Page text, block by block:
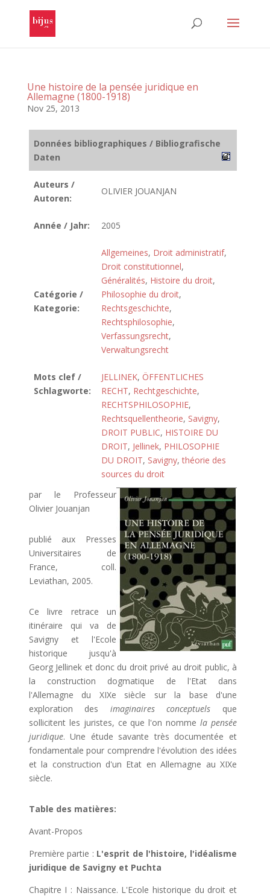
Une histoire de la pensée juridique en
Allemagne (1800-1918)
Nov 25, 2013
Données bibliographiques / Bibliografische
Daten
Auteurs /
Autoren:
OLIVIER JOUANJAN
Année / Jahr: 2005
Catégorie /
Kategorie:
Allgemeines, Droit administratif,
Droit constitutionnel,
Généralités, Histoire du droit,
Philosophie du droit,
Rechtsgeschichte,
Rechtsphilosophie,
Verfassungsrecht,
Verwaltungsrecht
Mots clef /
Schlagworte:
JELLINEK, ÖFFENTLICHES
RECHT, Rechtgeschichte,
RECHTSPHILOSOPHIE,
Rechtsquellentheorie, Savigny,
DROIT PUBLIC, HISTOIRE DU
DROIT, Jellinek, PHILOSOPHIE
DU DROIT, Savigny,théorie des
sources du droit
par le Professeur
Olivier Jouanjan
publié aux Presses
Universitaires de
France, coll.
Leviathan, 2005.
Ce livre retrace un
itinéraire qui va de
Savigny et l'Ecole
historique jusqu'à
Georg Jellinek et donc du droit privé au droit public, à
la construction dogmatique de l'Etat dans
l'Allemagne du XIXe siècle sur la base d'une
exploration des imaginaires conceptuels que
sollicitent les juristes, ce que l'on nommela pensée
juridique. Une étude savante très documentée et
fondamentale pour comprendre l'évolution des idées
et la construction d'un Etat en Allemagne au XIXe
siècle.
Table des matières:
Avant-Propos
Première partie : L'esprit de l'histoire, l'idéalisme
juridique de Savigny et Puchta
Chapitre I : Naissance. L'Ecole historique du droit et